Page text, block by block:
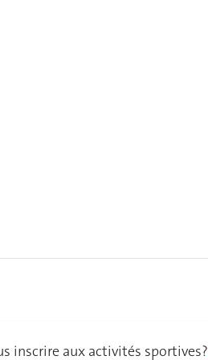
inscrire aux activités sportives?